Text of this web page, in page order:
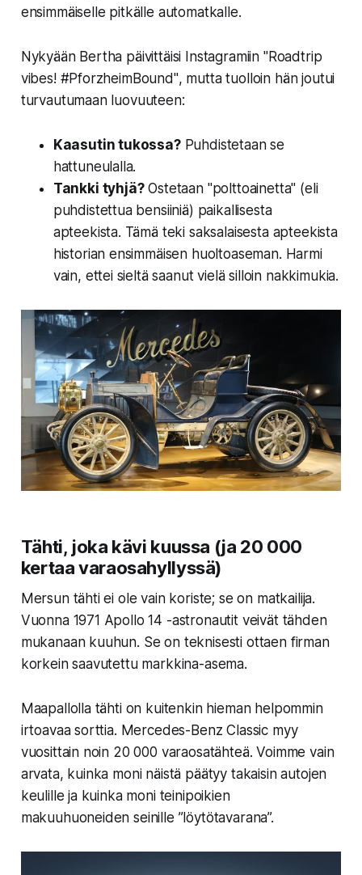
ensimmäiselle pitkälle automatkalle.
Nykyään Bertha päivittäisi Instagramiin "Roadtrip
vibes! #PforzheimBound", mutta tuolloin hän joutui
turvautumaan luovuuteen:
Kaasutin tukossa?Puhdistetaan se
hattuneulalla.
Tankki tyhjä?Ostetaan "polttoainetta" (eli
puhdistettua bensiiniä) paikallisesta
apteekista. Tämä teki saksalaisesta apteekista
historian ensimmäisen huoltoaseman. Harmi
vain, ettei sieltä saanut vielä silloin nakkimukia.
Tähti, joka kävi kuussa (ja 20 000
kertaa varaosahyllyssä)
Mersun tähti ei ole vain koriste; se on matkailija.
Vuonna 1971 Apollo 14 -astronautit veivät tähden
mukanaan kuuhun. Se on teknisesti ottaen firman
korkein saavutettu markkina-asema.
Maapallolla tähti on kuitenkin hieman helpommin
irtoavaa sorttia. Mercedes-Benz Classic myy
vuosittain noin 20 000 varaosatähteä. Voimme vain
arvata, kuinka moni näistä päätyy takaisin autojen
keulille ja kuinka moni teinipoikien
makuuhuoneiden seinille ”löytötavarana”.